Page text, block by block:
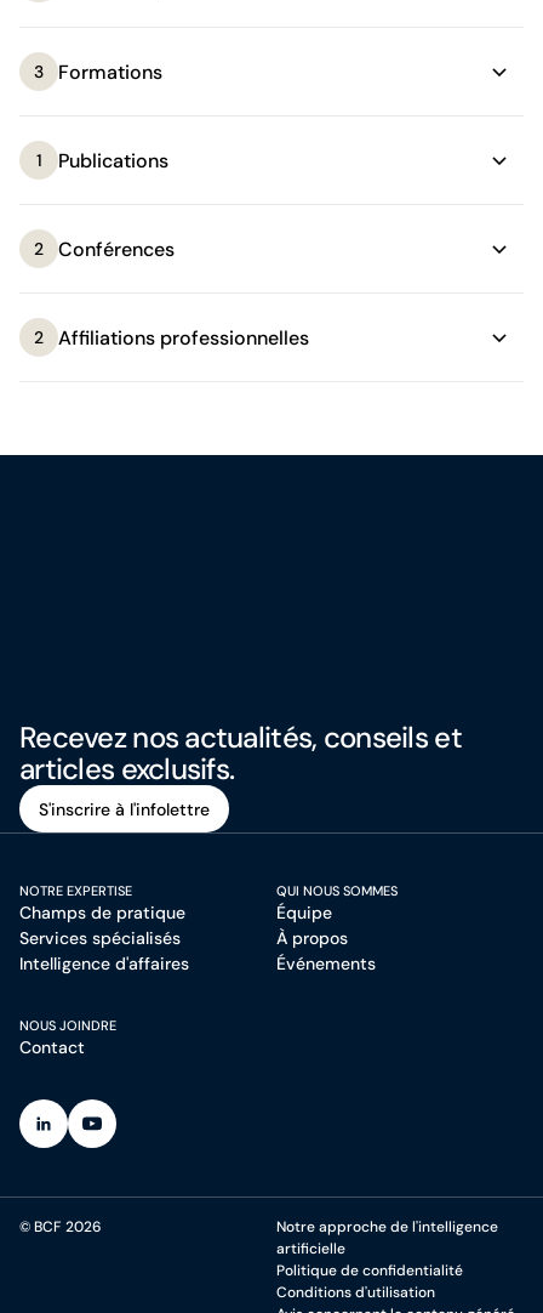
3 Formations
1 Publications
2 Conférences
2 Affiliations professionnelles
Recevez nos actualités, conseils et
articles exclusifs.
S'inscrire à l'infolettre
NOTRE EXPERTISE
Champs de pratique
Services spécialisés
Intelligence d'affaires
QUI NOUS SOMMES
Équipe
À propos
Événements
NOUS JOINDRE
Contact
(Ouvre dans un nouvel onglet)
(Ouvre dans un nouvel onglet)
© BCF 2026
Notre approche de l'intelligence
artificielle
Politique de confidentialité
Conditions d'utilisation